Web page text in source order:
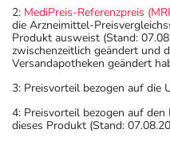
2: MediPreis-Referenzpreis
die Arzneimittel-
Produkt ausweist (Stand:
zwischenzeitlich geändert und
Versandapotheken geändert
3: Preisvorteil bezogen auf die
4: Preisvorteil bezogen auf
dieses Produkt (Stand: